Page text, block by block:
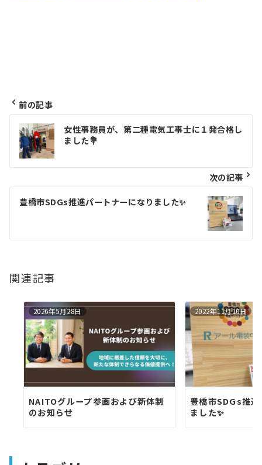
投
稿
ナ
ビ
ー
ョ
前の記事
女性事務員が、第二種電気工事士に１発合格し
ました💐
次の記事
豊橋市SDGs推進パートナーになりました✨
関連記事
2026年5月28日
NAITOグループ参画および新体制
のお知らせ
2022年11月10日
豊橋市SDGs推
ました✨